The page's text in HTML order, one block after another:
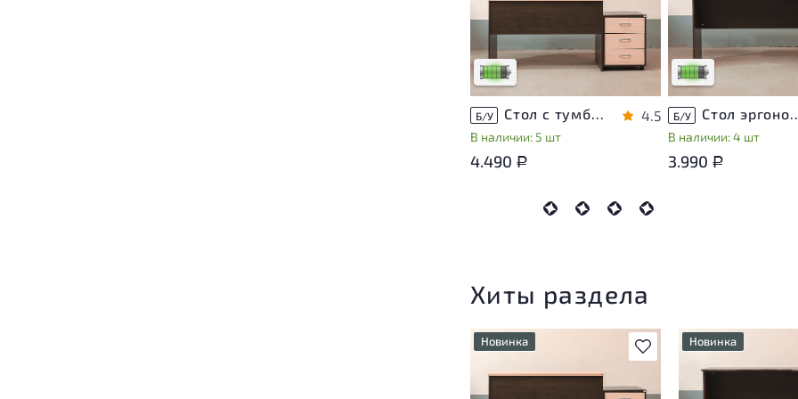
незначительные следы
эксплуатации, не влияющие
Низкая степень износа
Б/У Стол с тумбой ЛДСП Венге
В наличии: 5 шт
4.5
4.490 Р
незначительные следы
эксплуатации, не
на удобство его
использования
Низкая степень
Б/У Стол
В наличии: 4 шт
3.990 Р
Хиты раздела
В избранное
Новинка
незначительные следы
эксплуатации, не влияющие
Новинка
У товара
незначительные
эксплуатации, не